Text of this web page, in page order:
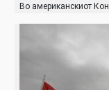
Во американскиот